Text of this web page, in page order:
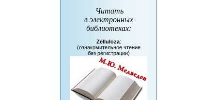
Читать
в электронных
библиотеках:
Zelluloza:
(ознакомительное чтение
без регистрации)